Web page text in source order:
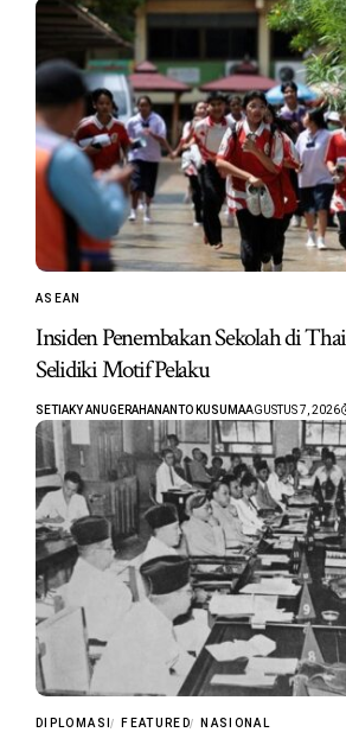
ASEAN
Insiden Penembakan Sekolah di
Selidiki Motif Pelaku
SETIAKY ANUGERAHANANTO KUSUMAAGUSTUS 7, 2026
DIPLOMASI FEATURED NASIONAL